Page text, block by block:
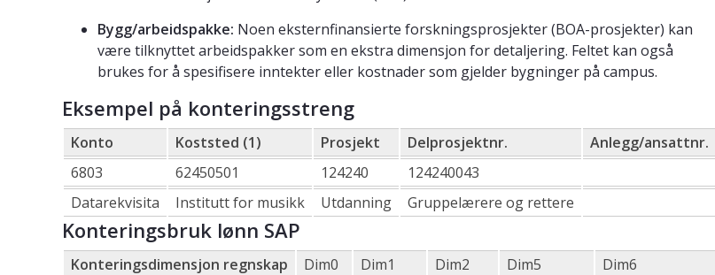
Bygg/arbeidspakke: Noen eksternfinansierte forskningsprosjekter (BOA-prosjekter) kan
være tilknyttet arbeidspakker som en ekstra dimensjon for detaljering. Feltet kan også
brukes for å spesifisere inntekter eller kostnader som gjelder bygninger på campus.
Eksempel på konteringsstreng
Konto Koststed (1) Prosjekt Delprosjektnr. Anlegg/ansattnr.
6803
62450501 124240 124240043
Datarekvisita
Institutt for musikk Utdanning Gruppelærere og rettere
Konteringsbruk lønn SAP
Konteringsdimensjon regnskap Dim0 Dim1 Dim2 Dim5 Dim6